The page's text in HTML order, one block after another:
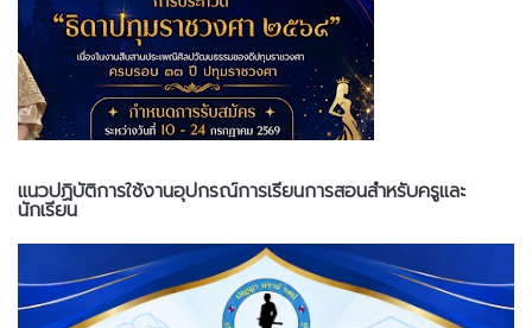
แนวปฏิบัติการใช้งานอุปกรณ์การเรียนการสอนสำหรับครูและ
นักเรียน